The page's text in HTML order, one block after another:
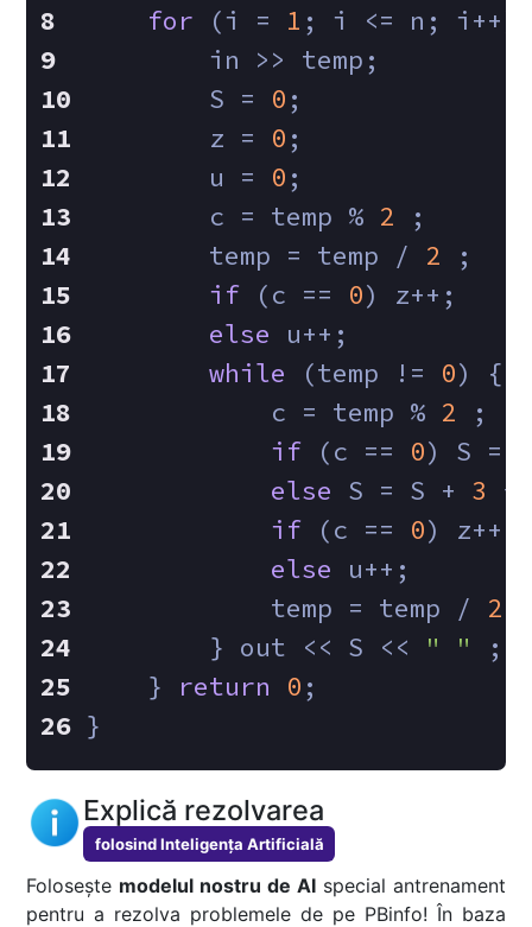
for (i = 1 ; i <= n; i++)
        in >> temp;
        S =
0 ;
        z =
0 ;
        u =
0 ;
        c = temp %
2 ;
        temp = temp /
2 ;
if (c == 0) z++;
else u++;
while (temp != 0) {
            c = temp %
2 ;
if (c == 0) S =
else S = S + 3 *
if (c == 0) z++;
else u++;
            temp = temp /
2
        } out << S <<
" "
;
    }
return 0 ;
}
Explică rezolvarea
folosind Inteligența Artificială
Folosește modelul nostru de AIspecial antrenament
pentru a rezolva problemele de pe PBinfo! În baza